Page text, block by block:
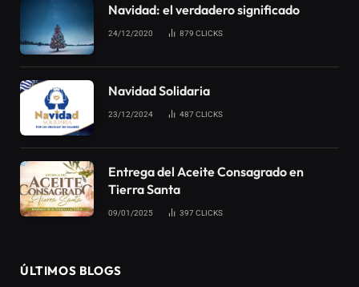
todas las Universal del país y del mundo. Durante el